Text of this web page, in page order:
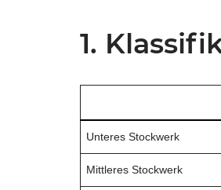
1.
Unteres Stockwerk
Mittleres Stockwerk